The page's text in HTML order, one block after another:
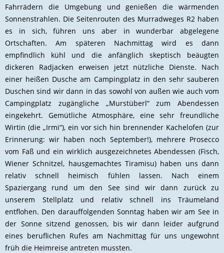
Fahrrädern die Umgebung und genießen die wärmenden
Sonnenstrahlen. Die Seitenrouten des Murradweges R2 haben
es in sich, führen uns aber in wunderbar abgelegene
Ortschaften. Am späteren Nachmittag wird es dann
empfindlich kühl und die anfänglich skeptisch beäugten
dickeren Radjacken erweisen jetzt nützliche Dienste. Nach
einer heißen Dusche am Campingplatz in den sehr sauberen
Duschen sind wir dann in das sowohl von außen wie auch vom
Campingplatz zugängliche „Murstüberl“ zum Abendessen
eingekehrt. Gemütliche Atmosphäre, eine sehr freundliche
Wirtin (die „Irmi“), ein vor sich hin brennender Kachelofen (zur
Erinnerung: wir haben noch September!), mehrere Prosecco
vom Faß und ein wirklich ausgezeichnetes Abendessen (Fisch,
Wiener Schnitzel, hausgemachtes Tiramisu) haben uns dann
relativ schnell heimisch fühlen lassen. Nach einem
Spaziergang rund um den See sind wir dann zurück zu
unserem Stellplatz und relativ schnell ins Träumeland
entflohen. Den darauffolgenden Sonntag haben wir am See in
der Sonne sitzend genossen, bis wir dann leider aufgrund
eines beruflichen Rufes am Nachmittag für uns ungewohnt
früh die Heimreise antreten mussten.